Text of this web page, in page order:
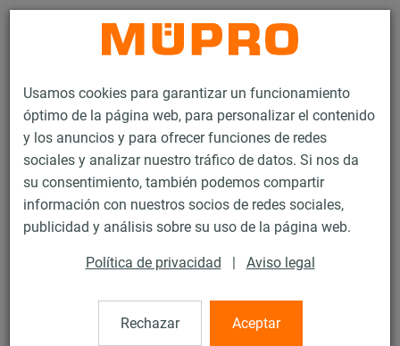
Usamos cookies para garantizar un funcionamiento
óptimo de la página web, para personalizar el contenido
y los anuncios y para ofrecer funciones de redes
sociales y analizar nuestro tráfico de datos. Si nos da
su consentimiento, también podemos compartir
información con nuestros socios de redes sociales,
publicidad y análisis sobre su uso de la página web.
Política de privacidad | Aviso legal
Rechazar Aceptar
Productos Tecnología de soportación
Abrazaderas
Abrazaderas industriales
Abrazaderas industriales